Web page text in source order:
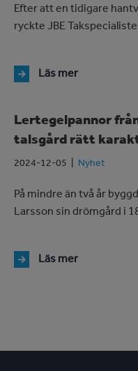
Efter att en tidigare
ryckte JBE
Läs mer
Lertegelpannor
talsgård rätt
2024-12-05 Nyhet
På mindre än två år
Larsson sin drömgård i
Läs mer